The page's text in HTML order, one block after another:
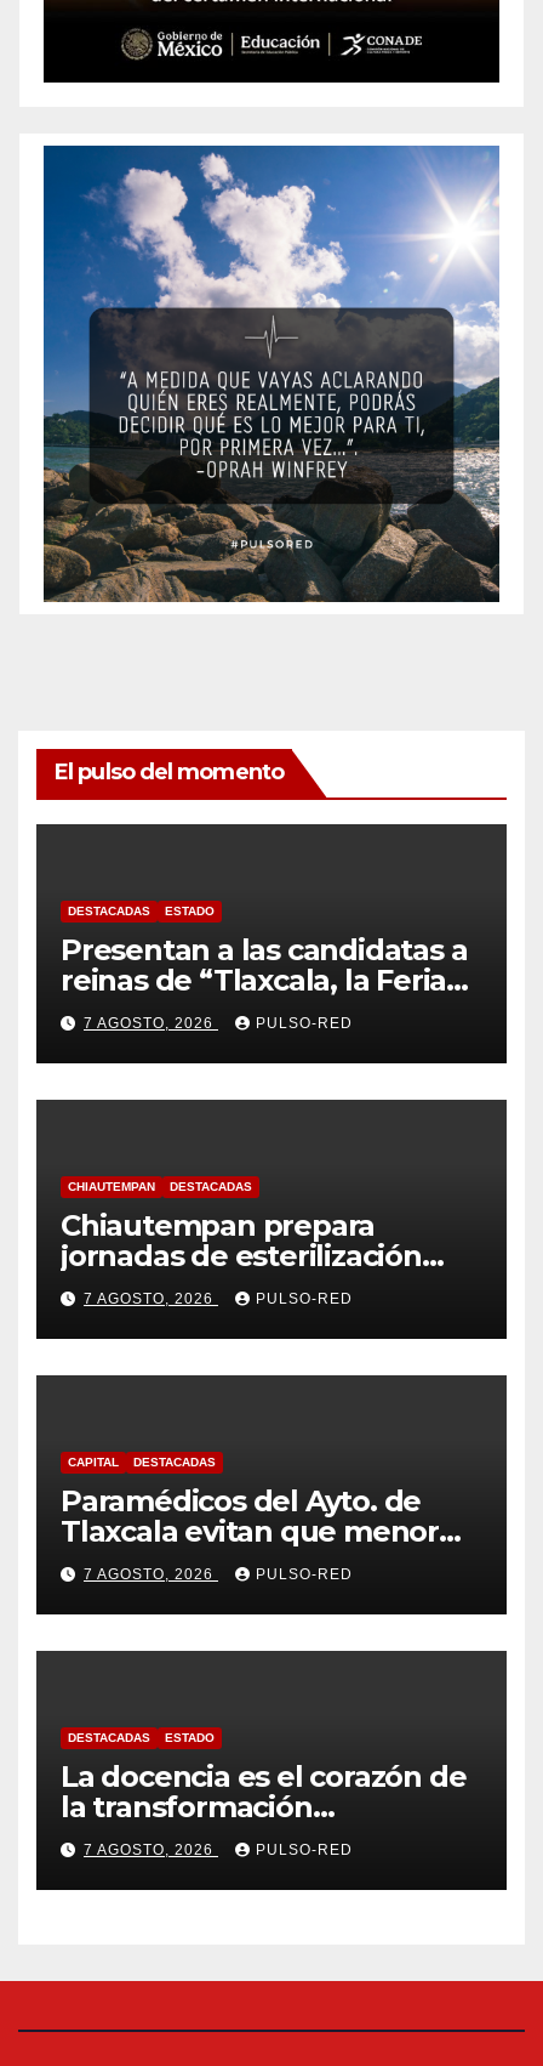
El pulso del momento
DESTACADAS ESTADO
Presentan a las candidatas a
reinas de “Tlaxcala, la Feria
de Ferias 2026: La Flor
Tlaxcalteca”
7 AGOSTO, 2026 PULSO-RED
CHIAUTEMPAN DESTACADAS
Chiautempan prepara
jornadas de esterilización
para perros y gatos
7 AGOSTO, 2026 PULSO-RED
CAPITAL DESTACADAS
Paramédicos del Ayto. de
Tlaxcala evitan que menor
sufra complicaciones por
hipotermia tras caer en una
cisterna
7 AGOSTO, 2026 PULSO-RED
DESTACADAS ESTADO
La docencia es el corazón de
la transformación
universitaria: Rector de la
UATx
7 AGOSTO, 2026 PULSO-RED